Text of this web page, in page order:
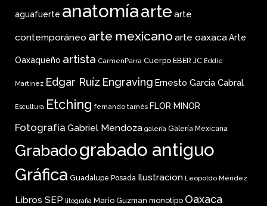
aguafuerte anatomíaarte arte
contemporáneo arte mexicano arte oaxacaArte
Oaxaqueño artista CarmenParra Cuerpo EBER JC Eddie
Martinez Edgar Ruíz Engraving Ernesto Garcia Cabral
Escultura Etching fernando tamés FLOR MINOR
Fotografía Gabriel Mendoza galería Galería Mexicana
Grabadograbado antiguo
Gráfica Guadalupe Posada Ilustracion Leopoldo Méndez
Libros SEP litografia Mario Guzman monotipo Oaxaca